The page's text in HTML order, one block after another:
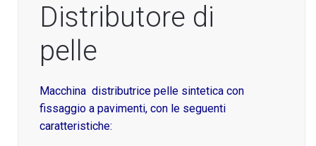
Distributore di
pelle
Macchina distributrice pelle sintetica con
fissaggio a pavimenti, con le seguenti
caratteristiche: